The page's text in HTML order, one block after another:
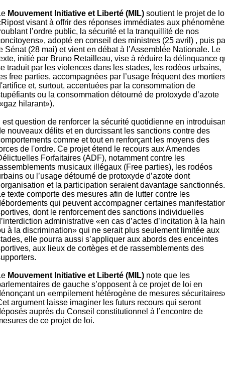
Mouvement Initiative et Liberté (MIL) soutient le projet de
visant à offrir des réponses immédiates aux
l’ordre public, la sécurité et la tranquillité de nos
adopté en conseil des ministres (25 avril) , puis
Sénat (28 mai) et vient en débat à l’Assemblée Nationale. Le
initié par Bruno Retailleau, vise à réduire la délinquance
traduit par les violences dans les stades, les rodéos urbains,
free parties, accompagnées par l’usage fréquent des
et, surtout, accentuées par la consommation de
ou la consommation détourné de protoxyde d’azote
hilarant»).
Il est question de renforcer la sécurité quotidienne en
nouveaux délits et en durcissant les sanctions contre des
comme et tout en renforçant les moyens des
de l'ordre. Ce projet étend le recours aux Amendes
Forfaitaires (ADF), notamment contre les
musicaux illégaux (Free parties), les rodéos
ou l’usage détourné de protoxyde d’azote dont
et la participation seraient davantage sanctionnés.
texte comporte des mesures afin de lutter contre les
qui peuvent accompagner certaines
dont le renforcement des sanctions individuelles
administrative «en cas d’actes d’incitation à la
à la discrimination» qui ne serait plus seulement limitée aux
elle pourra aussi s’appliquer aux abords des enceintes
aux lieux de cortèges et de rassemblements des
Mouvement Initiative et Liberté (MIL) note que les
de gauche s’opposent à ce projet de loi en
un «empilement hétérogène de mesures
argument laisse imaginer les futurs recours qui seront
auprès du Conseil constitutionnel à l’encontre de
de ce projet de loi.